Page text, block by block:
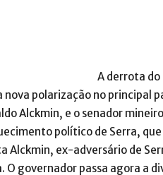
A derrota do
nova polarização no
Alckmin, e o senador
político de Serra,
Alckmin, ex-adversário de
O governador passa agora a